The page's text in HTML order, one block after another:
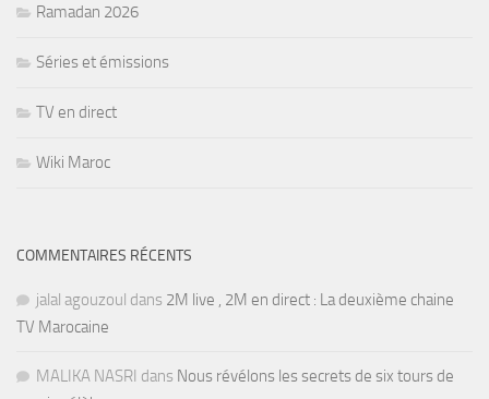
Ramadan 2026
Séries et émissions
TV en direct
Wiki Maroc
COMMENTAIRES RÉCENTS
jalal agouzoul dans 2M live , 2M en direct : La deuxième chaine
TV Marocaine
MALIKA NASRI dans Nous révélons les secrets de six tours de